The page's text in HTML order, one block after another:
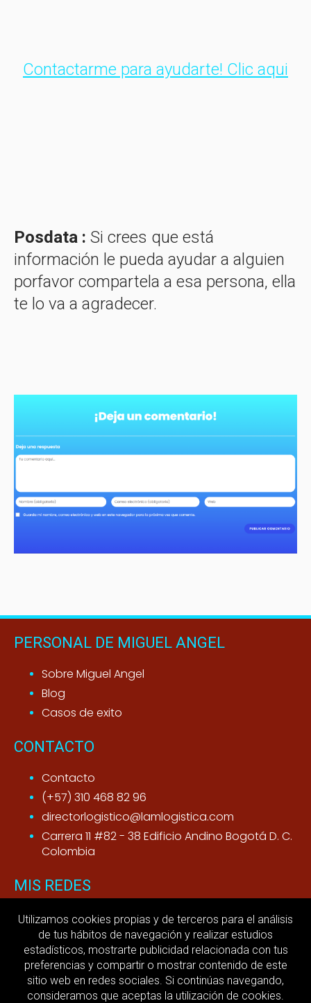
Contactarme para ayudarte! Clic aqui
Posdata : Si crees que está
información le pueda ayudar a alguien
porfavor compartela a esa persona, ella
te lo va a agradecer.
PERSONAL DE MIGUEL ANGEL
Sobre Miguel Angel
Blog
Casos de exito
CONTACTO
Contacto
(+57) 310 468 82 96
directorlogistico@lamlogistica.com
Carrera 11 #82 - 38 Edificio Andino Bogotá D. C.
Colombia
MIS REDES
Youtube
LinkedIn
MI ACTIVIDAD
Utilizamos cookies propias y de terceros para el análisis
de tus hábitos de navegación y realizar estudios
estadísticos, mostrarte publicidad relacionada con tus
preferencias y compartir o mostrar contenido de este
sitio web en redes sociales. Si continúas navegando,
consideramos que aceptas la utilización de cookies.